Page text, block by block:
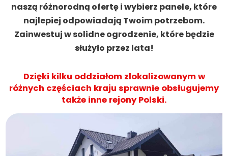
naszą różnorodną ofertę i wybierz panele, które
najlepiej odpowiadają Twoim potrzebom.
Zainwestuj w solidne ogrodzenie, które będzie
służyło przez lata!
Dzięki kilku oddziałom zlokalizowanym w
różnych częściach kraju sprawnie obsługujemy
także inne rejony Polski.